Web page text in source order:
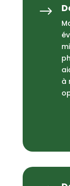
$
à